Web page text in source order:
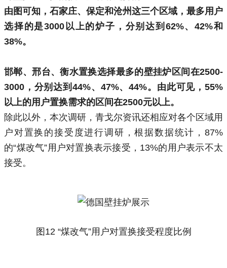
由图可知，石家庄、保定和沧州这三个区域，最多用户
选择的是3000以上的炉子，分别达到62%、42%和
38%。
邯郸、邢台、衡水置换选择最多的壁挂炉区间在2500-
3000，分别达到44%、47%、44%。由此可见，55%
以上的用户置换需求的区间在2500元以上。
除此以外，本次调研，青戈尔资讯还相应对各个区域用
户对置换的接受度进行调研，根据数据统计，87%
的“煤改气”用户对置换表示接受，13%的用户表示不太
接受。
图12 “煤改气”用户对置换接受程度比例